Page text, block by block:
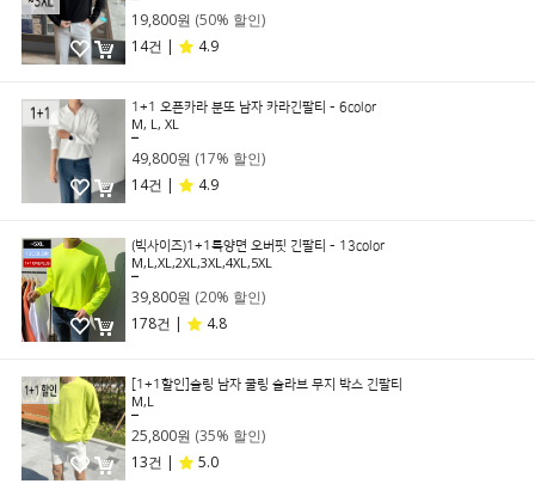
19,800원 (50% 할인)
14건 |
4.9
1+1 오픈카라 분또 남자 카라긴팔티 - 6color
M, L, XL
49,800원 (17% 할인)
14건 |
4.9
(빅사이즈)1+1특양면 오버핏 긴팔티 - 13color
M,L,XL,2XL,3XL,4XL,5XL
39,800원 (20% 할인)
178건 |
4.8
[1+1할인]슬링 남자 쿨링 슬라브 무지 박스 긴팔티
M,L
25,800원 (35% 할인)
13건 |
5.0